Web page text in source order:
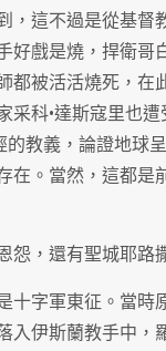
，這不過是從基督
好戲是燒，捍衛哥
都被活活燒死，在
采科•達斯寇里也
的教義，論證地球
在。當然，這都是
怨，還有聖城耶路
十字軍東征。當時
入伊斯蘭教手中，